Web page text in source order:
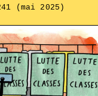
(mai 2025)